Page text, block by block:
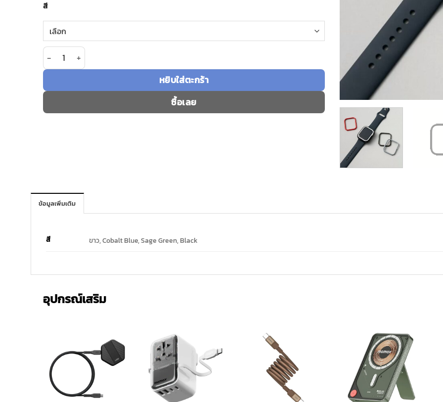
สี
จำนวน ขอบ Rim Ver.2 สำหรับเคส Rhinoshield รุ่น CrashGuard NX - Apple Watch Series SE2/SE/6/5/4
หยิบใส่ตะกร้า
ซื้อเลย
ข้อมูลเพิ่มเติม
สี ขาว, Cobalt Blue, Sage Green, Black
อุปกรณ์เสริม